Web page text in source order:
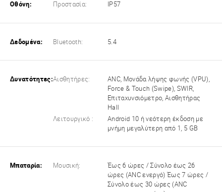
Οθόνη: Προστασία: IP57
Δεδομένα: Bluetooth: 5.4
Δυνατότητες:Αισθητήρες:
ANC, Μονάδα λήψης φωνής (VPU),
Force & Touch (Swipe), SWIR,
Επιταχυνσιόμετρο, Αισθητήρας
Hall
Λειτουργικό :
Android 10 ή νεότερη έκδοση με
μνήμη μεγαλύτερη από 1, 5 GB
Μπαταρία: Μουσική:
Έως 6 ώρες / Σύνολο έως 26
ώρες (ANC ενεργό) Έως 7 ώρες /
Σύνολο έως 30 ώρες (ANC